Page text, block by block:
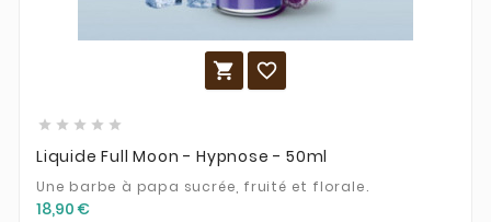
 
    
Liquide Full Moon - Hypnose - 50ml
Une barbe à papa sucrée, fruité et florale.
18,90 €